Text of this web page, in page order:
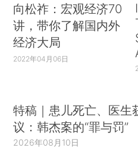
向松祚：宏观经济70
讲，带你了解国内外
经济大局
2022年04月06日
特稿｜患儿死亡、医生
议：韩杰案的“罪与罚”
2026年08月10日